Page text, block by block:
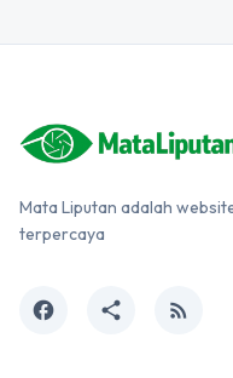
Mata Liputan adalah
terpercaya
facebook share rss_feed